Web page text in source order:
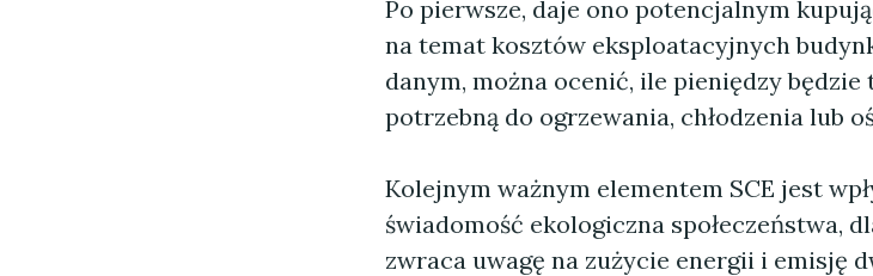
Po pierwsze, daje ono potencjalnym
na temat kosztów eksploatacyjnych
danym, można ocenić, ile pieniędzy
potrzebną do ogrzewania, chłodzenia lub
Kolejnym ważnym elementem SCE jest
świadomość ekologiczna społeczeństwa,
zwraca uwagę na zużycie energii i emisję